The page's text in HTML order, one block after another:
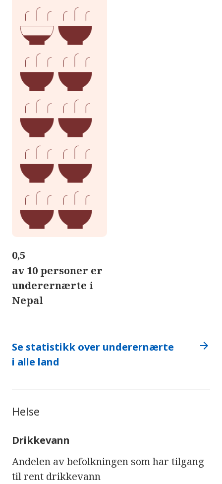
0,5
av 10 personer er
underernærte i
Nepal
Se statistikk over underernærte
i alle land
arrow_forward
Helse
Drikkevann
Andelen av befolkningen som har tilgang
til rent drikkevann